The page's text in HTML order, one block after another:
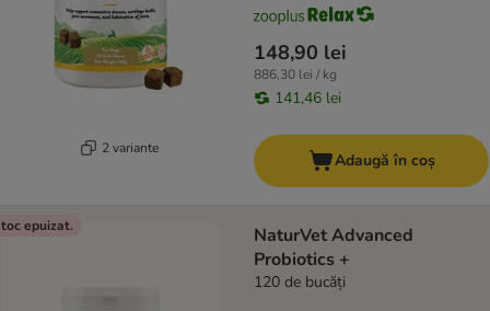
2 variante
148,90 lei
886,30 lei / kg
141,46 lei
Adaugă în coș
epuizat.
NaturVet Advanced
Probiotics +
120 de bucăți